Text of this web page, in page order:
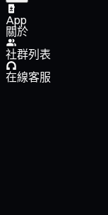
App
關於
社群列表
在線客服